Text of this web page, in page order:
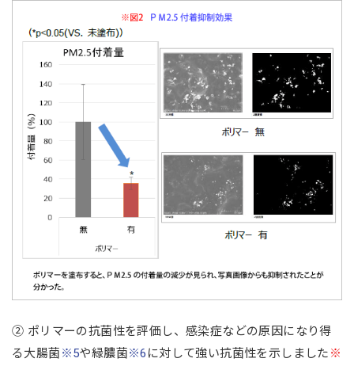
② ポリマーの抗菌性を評価し、感染症などの原因になり得
る大腸菌※5や緑膿菌※6に対して強い抗菌性を示しました※